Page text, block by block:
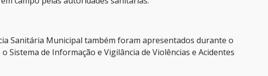
Sanitária Municipal também foram apresentados durante o
Sistema de Informação e Vigilância de Violências e Acidentes